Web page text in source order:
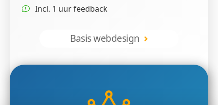
Incl. 1 uur feedback
Basis webdesign